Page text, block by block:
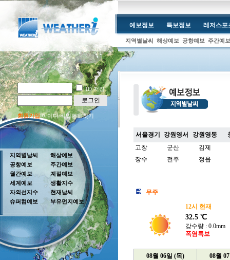
ID 저장
로그인
회원가입아이디/비밀번호찾기
예보정보 특보정보 레저스포
지역별날씨 해상예보 공항예보 주간예보
지역별날씨
공항예보
월간예보
세계예보
자외선지수
슈퍼컴예보
해상예보
주간예보
계절예보
생활지수
현재날씨
부유먼지예보
서울경기 강원영서 강원영동
고창
군산
김제
장수
전주 정읍
무주
12시 현재
32.5 ℃
강수량 : 0.0mm
폭염특보
08월 06일 (목) 08월